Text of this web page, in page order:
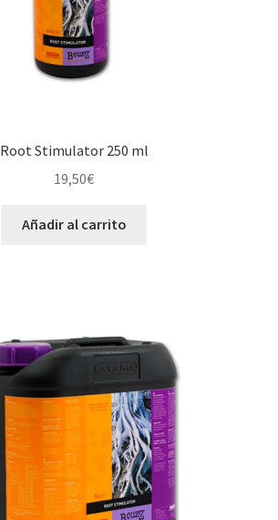
Root Stimulator 250 ml
19,50€
Añadir al carrito